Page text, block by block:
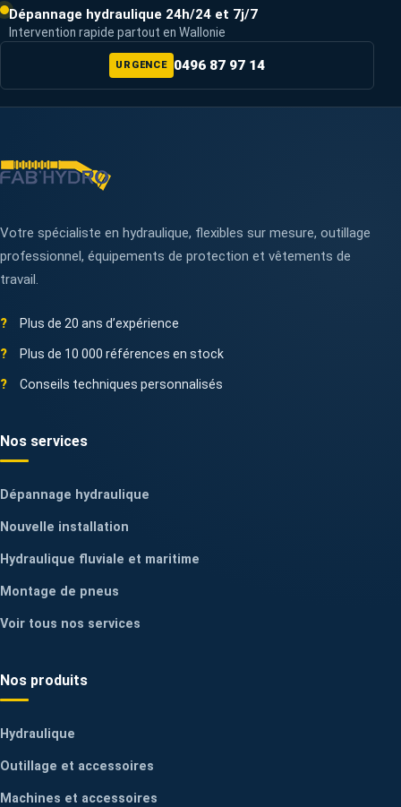
Dépannage hydraulique 24h/24 et 7j/7
Intervention rapide partout en Wallonie
URGENCE 0496 87 97 14
Votre spécialiste en hydraulique, flexibles sur mesure, outillage
professionnel, équipements de protection et vêtements de
travail.
Plus de 20 ans d’expérience
Plus de 10 000 références en stock
Conseils techniques personnalisés
Nos services
Dépannage hydraulique
Nouvelle installation
Hydraulique fluviale et maritime
Montage de pneus
Voir tous nos services
Nos produits
Hydraulique
Outillage et accessoires
Machines et accessoires